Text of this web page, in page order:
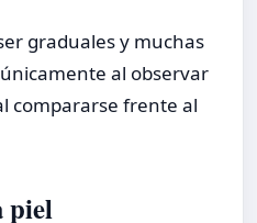
graduales y muchas
al observar
compararse frente al
piel